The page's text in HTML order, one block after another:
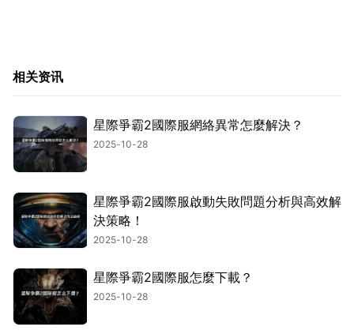
相关资讯
星際爭霸2國際服網絡異常怎麼解決？
2025-10-28
星際爭霸2國際服啟動失敗問題分析與高效解
決策略！
2025-10-28
星際爭霸2國際服怎麼下載？
2025-10-28